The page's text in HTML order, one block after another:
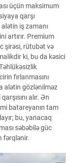
üçün maksimum
qarşı
iş zamanı
artırır. Premium
şirəsi, rütubət və
ki, bu da kəsici
fırlanmasını
alətin gözlənilməz
alır. Ən
batareyanın tam
bu, yanacaq
səbəbilə güc
fərqlənir.